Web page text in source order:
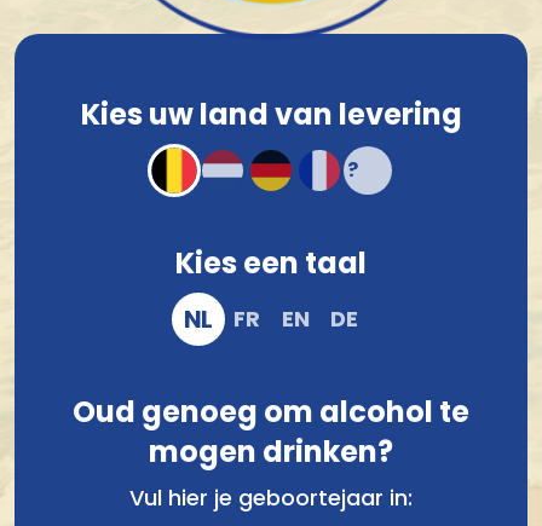
4 stuks
Voor 12.00 u besteld, morgen verzonden!*
Compact en stevig verpakt
Kies uw land van levering
Kies een taal
NL FR EN DE
Oud genoeg om alcohol te
mogen drinken?
Vul hier je geboortejaar in: